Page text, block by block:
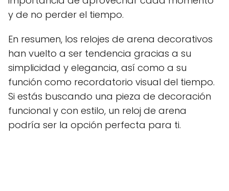
y de no perder el tiempo.
En resumen, los relojes de arena decorativos
han vuelto a ser tendencia gracias a su
simplicidad y elegancia, así como a su
función como recordatorio visual del tiempo.
Si estás buscando una pieza de decoración
funcional y con estilo, un reloj de arena
podría ser la opción perfecta para ti.